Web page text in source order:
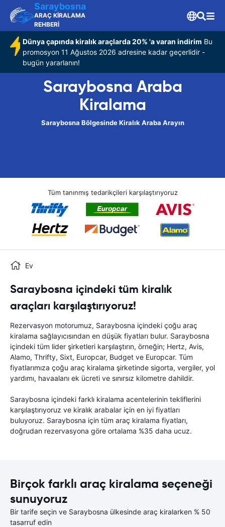
Saraybosna
ARAÇ KİRALAMA
REHBERİ
Dünya çapında kiralık araçlarda 20% 'a varan indirim Bu
promosyon 11 Ağustos 2026 adresine kadar geçerlidir -
bugün yararlanın!
Saraybosna Araba
Kiralama
Saraybosna Bölgesinde Kiralık Araba Arayın
Tüm tanınmış tedarikçileri karşılaştırıyoruz
Ev
Saraybosna içindeki tüm kiralık
araçları karşılaştırıyoruz!
Rezervasyon motorumuz, Saraybosna içindeki çoğu araç
kiralama sağlayıcısından en düşük fiyatları bulur. Saraybosna
içindeki tüm lider şirketleri karşılaştırın, örneğin; Hertz, Avis,
Alamo, Thrifty, Sixt, Europcar, Budget ve Europcar. Tüm
fiyatlarımıza çoğu araç kiralama şirketinde sigorta, vergiler, yol
yardımı, havaalanı ek ücreti ve sınırsız kilometre dahildir.
Saraybosna içindeki farklı kiralama acentelerinin tekliflerini
karşılaştırıyoruz ve kiralık arabalar için en iyi fiyatları
buluyoruz. Saraybosna için tüm araç kiralama fiyatları,
doğrudan rezervasyona göre ortalama %35 daha ucuz.
Birçok farklı araç kiralama seçeneği
sunuyoruz
Bir tarife seçin ve Saraybosna ülkesinde araç kiralarken % 50
tasarruf edin